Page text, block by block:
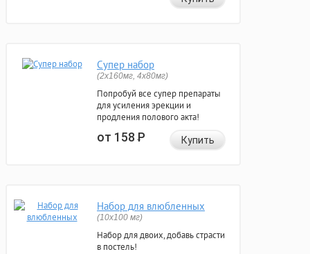
Супер набор
(2х160мг, 4х80мг)
Попробуй все супер препараты
для усиления эрекции и
продления полового акта!
от 158Р Купить
Набор для влюбленных
(10х100 мг)
Набор для двоих, добавь страсти
в постель!